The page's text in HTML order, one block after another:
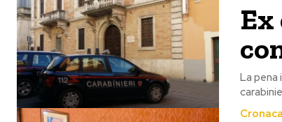
Ex
La pena
Cronaca